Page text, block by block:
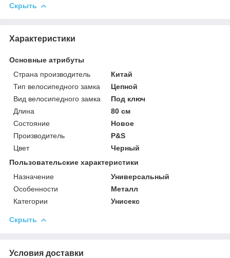
Скрыть
Характеристики
Основные атрибуты
Страна производитель
Китай
Тип велосипедного замка
Цепной
Вид велосипедного замка
Под ключ
Длина
80 см
Состояние
Новое
Производитель
P&S
Цвет
Черный
Пользовательские характеристики
Назначение
Универсальный
Особенности
Металл
Категории
Унисекс
Скрыть
Условия доставки